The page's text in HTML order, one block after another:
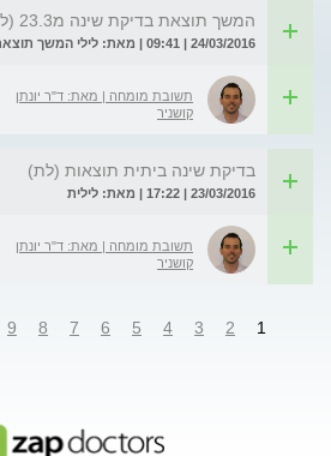
המשך תוצאת בדיקת שינה מ23.3 (לת)
24/03/2016 | 09:41 | מאת: לילי המשך תוצאת בדיקת שינה מ23.3
תשובת מומחה | מאת: ד"ר יונתן
קושניר
בדיקת שינה ביתית תוצאות (לת)
23/03/2016 | 17:22 | מאת: לילית
תשובת מומחה | מאת: ד"ר יונתן
קושניר
1
2
3
4
5
6
7
8
9